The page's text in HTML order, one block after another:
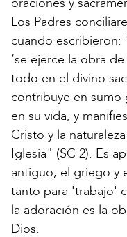
Los Padres
cuando
‘se ejerce la obra
todo en el divino
contribuye en sumo
en su vida, y
Cristo y la
Iglesia" (SC 2). Es
antiguo, el griego y
tanto para 'trabajo'
la adoración es la
Dios.